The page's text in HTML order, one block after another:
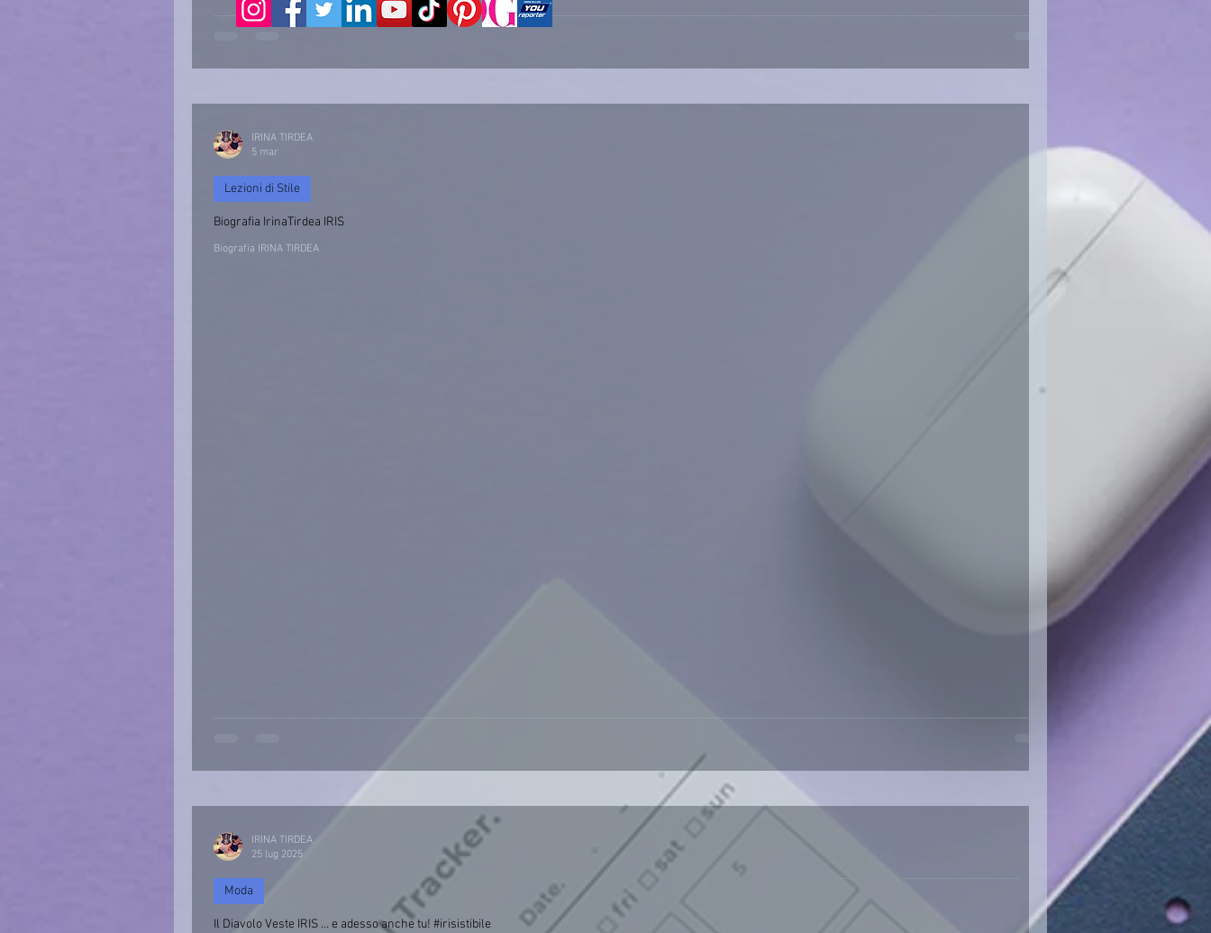
Consulenza d’immagine & Cambio Stile
Biografia IrinaTirdea IRIS
Biografia IRINA TIRDEA
Lezioni di Stile
IRINA TIRDEA
5 mar
Il Diavolo Veste IRIS … e adesso anche tu! #irisistibile
Moda
IRINA TIRDEA
25 lug 2025